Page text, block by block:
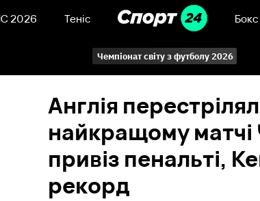
2026 Теніс Бокс
Чемпіонат світу з футболу 2026
Англія
найкращому
привіз пенальті,
рекорд